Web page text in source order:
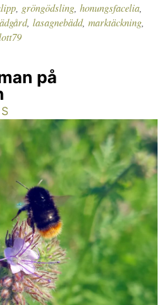
, gröngödsling, honungsfacelia,
, lasagnebädd, marktäckning,
på